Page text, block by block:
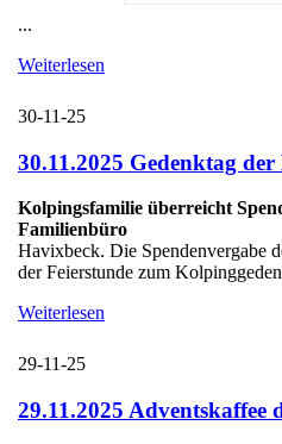
...
Weiterlesen
30-11-25
30.11.2025 Gedenktag
Kolpingsfamilie überreicht
Familienbüro
Havixbeck. Die Spendenvergabe
der Feierstunde zum
Weiterlesen
29-11-25
29.11.2025 Adventskaffee